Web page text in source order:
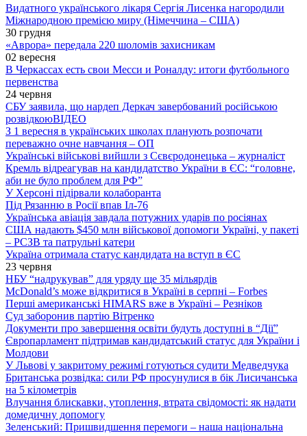
Видатного українського лікаря Сергія Лисенка нагородили
Міжнародною премією миру (Німеччина – США)
30 грудня
«Аврора» передала 220 шоломів захисникам
02 вересня
В Черкассах есть свои Месси и Роналду: итоги футбольного
первенства
24 червня
СБУ заявила, що нардеп Деркач завербований російською
розвідкоюВІДЕО
З 1 вересня в українських школах планують розпочати
переважно очне навчання – ОП
Українські військові вийшли з Сєвєродонецька – журналіст
Кремль відреагував на кандидатство України в ЄС: “головне,
аби не було проблем для РФ”
У Херсоні підірвали колаборанта
Під Рязанню в Росії впав Іл-76
Українська авіація завдала потужних ударів по росіянах
США надають $450 млн військової допомоги Україні, у пакеті
– РСЗВ та патрульні катери
Україна отримала статус кандидата на вступ в ЄС
23 червня
НБУ “надрукував” для уряду ще 35 мільярдів
McDonald’s може відкритися в Україні в серпні – Forbes
Перші американські HIMARS вже в Україні – Резніков
Суд заборонив партію Вітренко
Документи про завершення освіти будуть доступні в “Дії”
Європарламент підтримав кандидатський статус для України і
Молдови
У Львові у закритому режимі готуються судити Медведчука
Британська розвідка: сили РФ просунулися в бік Лисичанська
на 5 кілометрів
Влучання блискавки, утоплення, втрата свідомості: як надати
домедичну допомогу
Зеленський: Пришвидшення перемоги – наша національна